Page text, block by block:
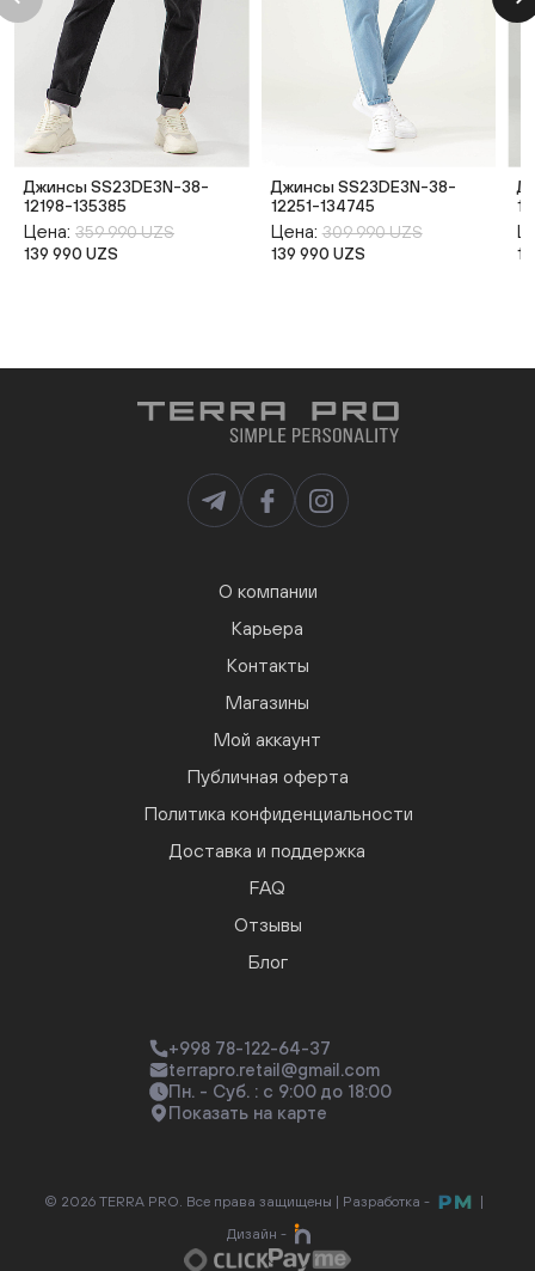
Джинсы SS23DE3N-38-
12198-135385
Цена: 359 990 UZS
139 990 UZS
Джинсы SS23DE3N-38-
12251-134745
Цена: 309 990 UZS
139 990 UZS
О компании
Карьера
Контакты
Магазины
Мой аккаунт
Публичная оферта
Политика конфиденциальности
Доставка и поддержка
FAQ
Отзывы
Блог
+998 78-122-64-37
terrapro.retail@gmail.com
Пн. - Суб. : с 9:00 до 18:00
Показать на карте
© 2026 TERRA PRO. Все права защищены | Разработка -
Дизайн -